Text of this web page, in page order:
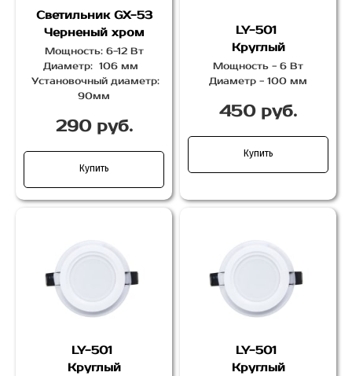
Светильник GX-53
Черненый хром
Мощность: 6-12 Вт
Диаметр: 106 мм
Установочный диаметр:
90мм
290 руб.
Купить
LY-501
Круглый
Мощность - 6 Вт
Диаметр - 100 мм
450 руб.
Купить
LY-501
Круглый
LY-501
Круглый